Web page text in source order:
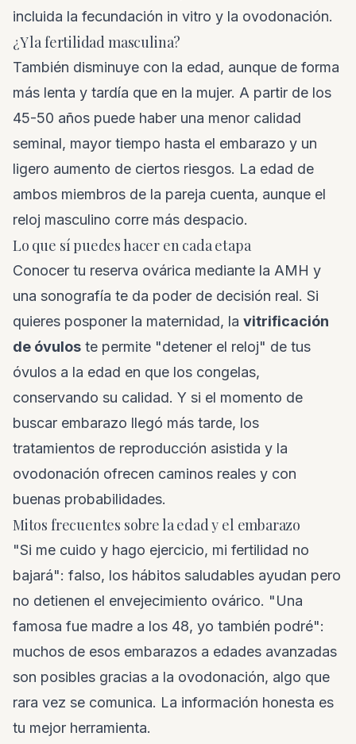
incluida la fecundación in vitro y la ovodonación.
¿Y la fertilidad masculina?
También disminuye con la edad, aunque de forma
más lenta y tardía que en la mujer. A partir de los
45-50 años puede haber una menor calidad
seminal, mayor tiempo hasta el embarazo y un
ligero aumento de ciertos riesgos. La edad de
ambos miembros de la pareja cuenta, aunque el
reloj masculino corre más despacio.
Lo que sí puedes hacer en cada etapa
Conocer tu reserva ovárica mediante la AMH y
una sonografía te da poder de decisión real. Si
quieres posponer la maternidad, la vitrificación
de óvulos te permite "detener el reloj" de tus
óvulos a la edad en que los congelas,
conservando su calidad. Y si el momento de
buscar embarazo llegó más tarde, los
tratamientos de reproducción asistida y la
ovodonación ofrecen caminos reales y con
buenas probabilidades.
Mitos frecuentes sobre la edad y el embarazo
"Si me cuido y hago ejercicio, mi fertilidad no
bajará": falso, los hábitos saludables ayudan pero
no detienen el envejecimiento ovárico. "Una
famosa fue madre a los 48, yo también podré":
muchos de esos embarazos a edades avanzadas
son posibles gracias a la ovodonación, algo que
rara vez se comunica. La información honesta es
tu mejor herramienta.